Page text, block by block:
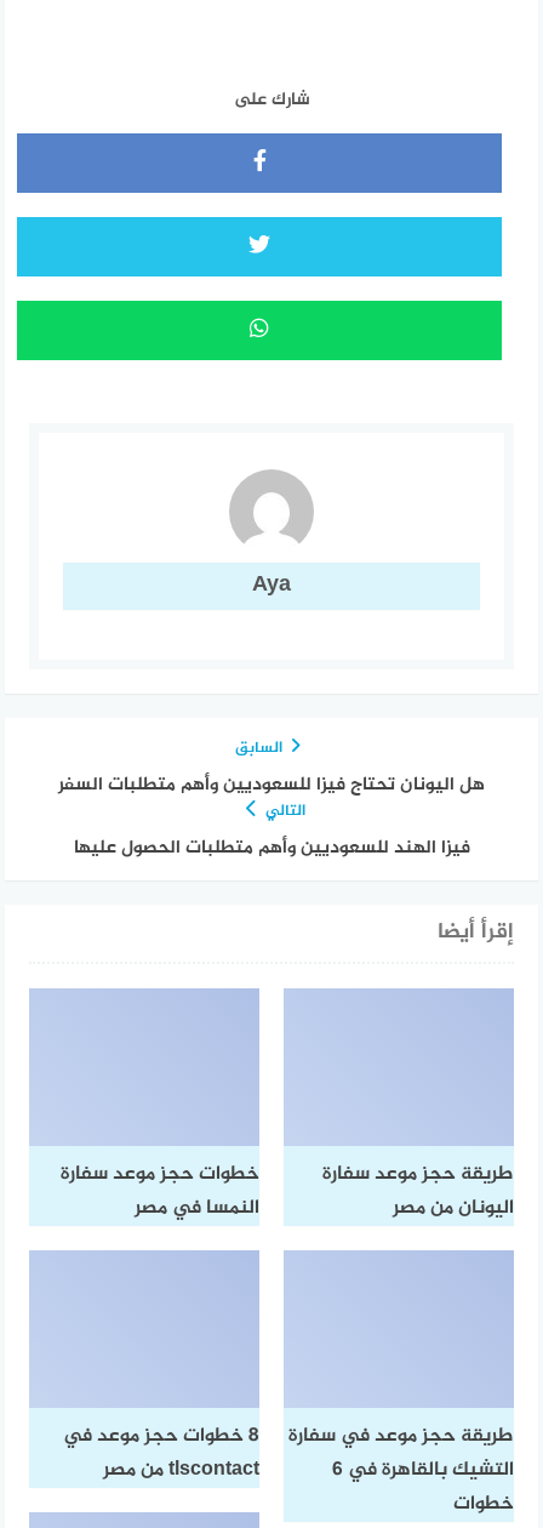
شارك على
Aya
السابق
هل اليونان تحتاج فيزا للسعوديين وأهم متطلبات السفر
التالي
فيزا الهند للسعوديين وأهم متطلبات الحصول عليها
إقرأ أيضا
طريقة حجز موعد سفارة
اليونان​ من مصر
خطوات حجز موعد سفارة
النمسا​ في مصر
طريقة حجز موعد في سفارة
التشيك بالقاهرة​ في 6
خطوات
8 خطوات حجز موعد في
tlscontact​ من مصر